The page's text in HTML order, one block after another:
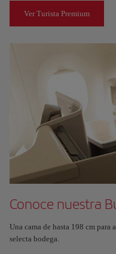
Ver Turista Premium
Conoce nuestra
Una cama de hasta 198 cm para
selecta bodega.